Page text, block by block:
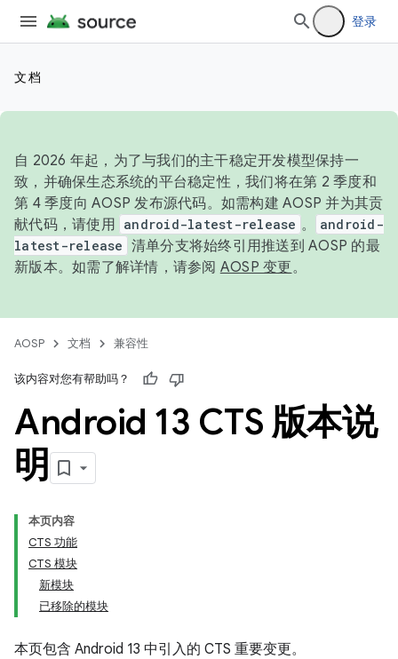
登录
文档
自 2026 年起，为了与我们的主干稳定开发模型保持一
致，并确保生态系统的平台稳定性，我们将在第 2 季度和
第 4 季度向 AOSP 发布源代码。如需构建 AOSP 并为其贡
献代码，请使用 android-latest-release 。
android-
latest-release 清单分支将始终引用推送到 AOSP 的最
新版本。如需了解详情，请参阅 AOSP 变更。
AOSP 文档 兼容性
该内容对您有帮助吗？
Android 13 CTS 版本说
明
本页内容
CTS 功能
CTS 模块
新模块
已移除的模块
本页包含 Android 13 中引入的 CTS 重要变更。